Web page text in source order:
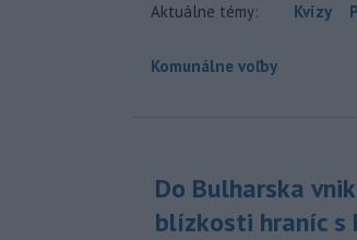
Aktuálne témy: Kvízy
Komunálne voľby
Do Bulharska
blízkosti hraníc s